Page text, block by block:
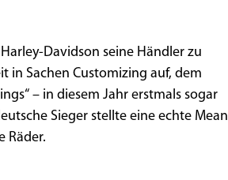
Davidson seine Händler zu
in Sachen Customizing auf, dem
– in diesem Jahr erstmals sogar
Sieger stellte eine echte Mean
Räder.